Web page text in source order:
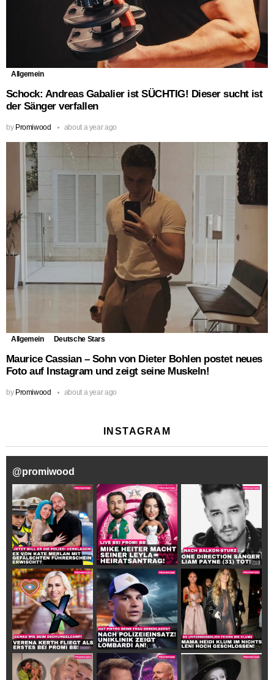
Allgemein
Schock: Andreas Gabalier ist SÜCHTIG! Dieser sucht ist
der Sänger verfallen
by Promiwood about a year ago
Allgemein Deutsche Stars
Maurice Cassian – Sohn von Dieter Bohlen postet neues
Foto auf Instagram und zeigt seine Muskeln!
by Promiwood about a year ago
INSTAGRAM
@promiwood